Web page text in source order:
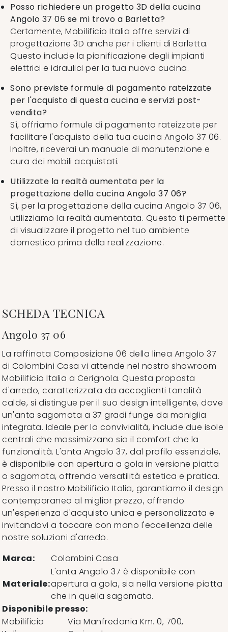
Posso richiedere un progetto 3D della cucina
Angolo 37 06 se mi trovo a Barletta?
Certamente, Mobilificio Italia offre servizi di
progettazione 3D anche per i clienti di Barletta.
Questo include la pianificazione degli impianti
elettrici e idraulici per la tua nuova cucina.
Sono previste formule di pagamento rateizzate
per l'acquisto di questa cucina e servizi post-
vendita?
Sì, offriamo formule di pagamento rateizzate per
facilitare l'acquisto della tua cucina Angolo 37 06.
Inoltre, riceverai un manuale di manutenzione e
cura dei mobili acquistati.
Utilizzate la realtà aumentata per la
progettazione della cucina Angolo 37 06?
Sì, per la progettazione della cucina Angolo 37 06,
utilizziamo la realtà aumentata. Questo ti permette
di visualizzare il progetto nel tuo ambiente
domestico prima della realizzazione.
SCHEDA TECNICA
Angolo 37 06
La raffinata Composizione 06 della linea Angolo 37
di Colombini Casa vi attende nel nostro showroom
Mobilificio Italia a Cerignola. Questa proposta
d'arredo, caratterizzata da accoglienti tonalità
calde, si distingue per il suo design intelligente, dove
un'anta sagomata a 37 gradi funge da maniglia
integrata. Ideale per la convivialità, include due isole
centrali che massimizzano sia il comfort che la
funzionalità. L'anta Angolo 37, dal profilo essenziale,
è disponibile con apertura a gola in versione piatta
o sagomata, offrendo versatilità estetica e pratica.
Presso il nostro Mobilificio Italia, garantiamo il design
contemporaneo al miglior prezzo, offrendo
un'esperienza d'acquisto unica e personalizzata e
invitandovi a toccare con mano l'eccellenza delle
nostre soluzioni d'arredo.
Marca:
Colombini Casa
Materiale:
L'anta Angolo 37 è disponibile con
apertura a gola, sia nella versione piatta
che in quella sagomata.
Disponibile presso:
Mobilificio
Via Manfredonia Km. 0, 700,